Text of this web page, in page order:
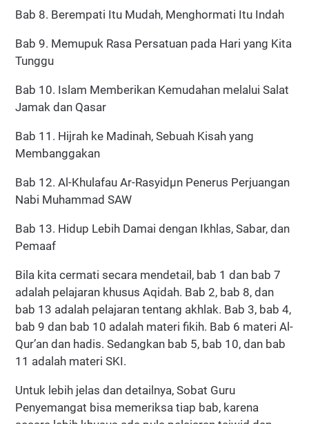
Bab 8. Berempati Itu Mudah, Menghormati Itu Indah
Bab 9. Memupuk Rasa Persatuan pada Hari yang Kita
Tunggu
Bab 10. Islam Memberikan Kemudahan melalui Salat
Jamak dan Qasar
Bab 11. Hijrah ke Madinah, Sebuah Kisah yang
Membanggakan
Bab 12. Al-Khulafau Ar-Rasyidµn Penerus Perjuangan
Nabi Muhammad SAW
Bab 13. Hidup Lebih Damai dengan Ikhlas, Sabar, dan
Pemaaf
Bila kita cermati secara mendetail, bab 1 dan bab 7
adalah pelajaran khusus Aqidah. Bab 2, bab 8, dan
bab 13 adalah pelajaran tentang akhlak. Bab 3, bab 4,
bab 9 dan bab 10 adalah materi fikih. Bab 6 materi Al-
Qur’an dan hadis. Sedangkan bab 5, bab 10, dan bab
11 adalah materi SKI.
Untuk lebih jelas dan detailnya, Sobat Guru
Penyemangat bisa memeriksa tiap bab, karena